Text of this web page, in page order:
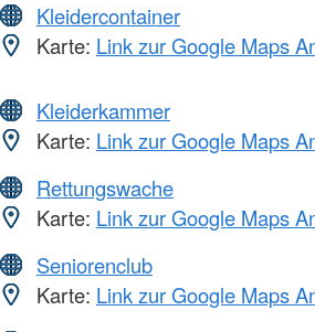
Kleidercontainer
Karte: Link zur Google Maps
Kleiderkammer
Karte: Link zur Google Maps
Rettungswache
Karte: Link zur Google Maps
Seniorenclub
Karte: Link zur Google Maps